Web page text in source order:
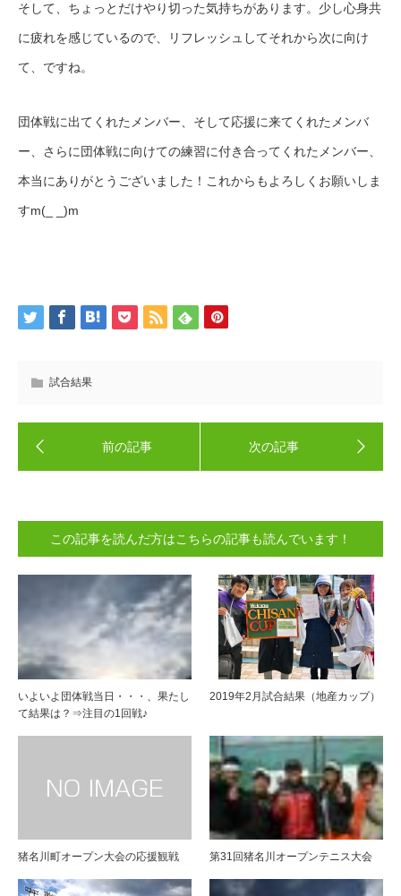
そして、ちょっとだけやり切った気持ちがあります。少し心身共
に疲れを感じているので、リフレッシュしてそれから次に向け
て、ですね。
団体戦に出てくれたメンバー、そして応援に来てくれたメンバ
ー、さらに団体戦に向けての練習に付き合ってくれたメンバー、
本当にありがとうございました！これからもよろしくお願いしま
すm(_ _)m
試合結果
この記事を読んだ方はこちらの記事も読んでいます！
いよいよ団体戦当日・・・、果たし
て結果は？⇒注目の1回戦♪
2019年2月試合結果（地産カップ）
猪名川町オープン大会の応援観戦 第31回猪名川オープンテニス大会